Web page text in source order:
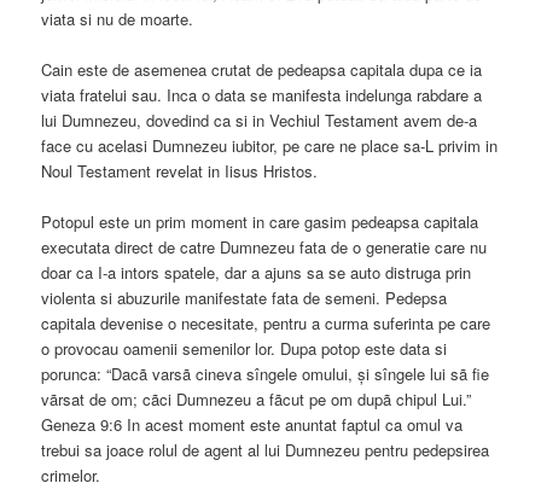
viata si nu de moarte.
Cain este de asemenea crutat de pedeapsa capitala dupa ce ia
viata fratelui sau. Inca o data se manifesta indelunga rabdare a
lui Dumnezeu, dovedind ca si in Vechiul Testament avem de-a
face cu acelasi Dumnezeu iubitor, pe care ne place sa-L privim in
Noul Testament revelat in Iisus Hristos.
Potopul este un prim moment in care gasim pedeapsa capitala
executata direct de catre Dumnezeu fata de o generatie care nu
doar ca I-a intors spatele, dar a ajuns sa se auto distruga prin
violenta si abuzurile manifestate fata de semeni. Pedepsa
capitala devenise o necesitate, pentru a curma suferinta pe care
o provocau oamenii semenilor lor. Dupa potop este data si
porunca: “Dacã varsã cineva sîngele omului, și sîngele lui sã fie
vãrsat de om; cãci Dumnezeu a fãcut pe om dupã chipul Lui.”
Geneza 9:6 In acest moment este anuntat faptul ca omul va
trebui sa joace rolul de agent al lui Dumnezeu pentru pedepsirea
crimelor.